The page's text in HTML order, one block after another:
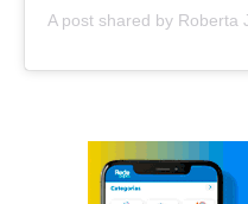
A post shared by Roberta